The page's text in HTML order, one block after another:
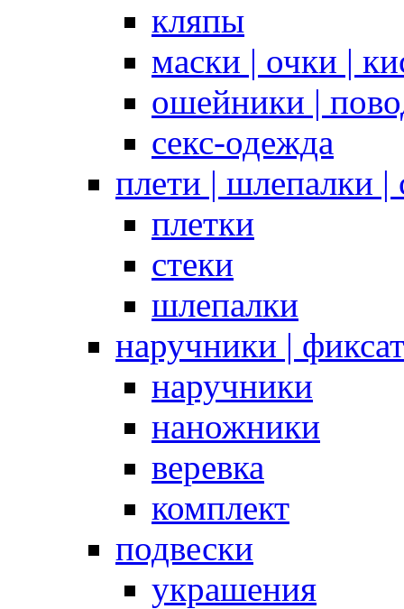
кляпы
маски | очки |
ошейники |
секс-одежда
плети | шлепалки |
плетки
стеки
шлепалки
наручники |
наручники
наножники
веревка
комплект
подвески
украшения